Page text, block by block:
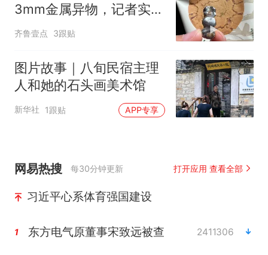
3mm金属异物，记者实探
泸溪河车间！公司回应为
齐鲁壹点 3跟贴
图片故事｜八旬民宿主理
人和她的石头画美术馆
新华社 1跟贴 APP专享
网易热搜 每30分钟更新 打开应用 查看全部
习近平心系体育强国建设
1 东方电气原董事宋致远被查 2411306